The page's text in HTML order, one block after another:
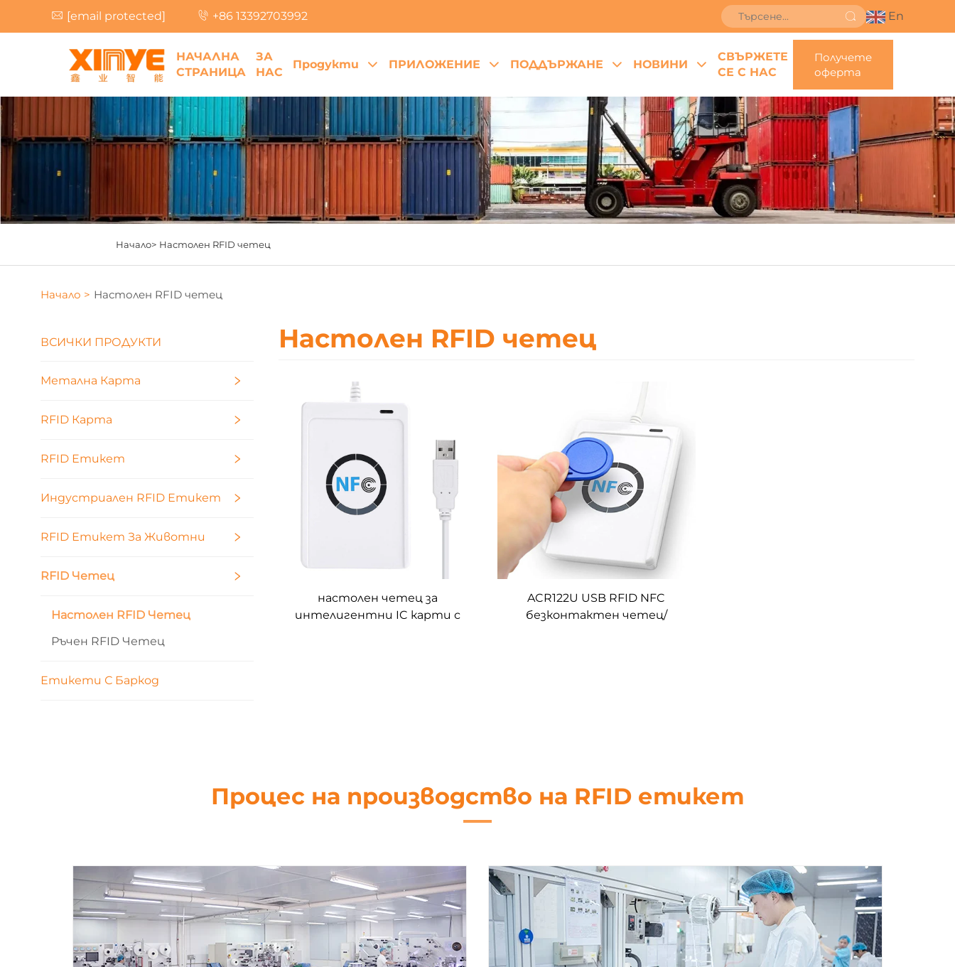
[email protected] +86 13392703992 En
НАЧАЛНА
СТРАНИЦА
ЗА
НАС
Продукти ПРИЛОЖЕНИЕ ПОДДЪРЖАНЕ НОВИНИ
СВЪРЖЕТЕ
СЕ С НАС
Получете
оферта
Начало> Настолен RFID четец
Начало > Настолен RFID четец
ВСИЧКИ ПРОДУКТИ
Метална Карта
RFID Карта
RFID Етикет
Индустриален RFID Етикет
RFID Етикет За Животни
RFID Четец
Настолен RFID Четец
Ръчен RFID Четец
Етикети С Баркод
Настолен RFID четец
настолен четец за
интелигентни IC карти с
ACR122U USB RFID NFC
безконтактен четец/
Процес на производство на RFID етикет